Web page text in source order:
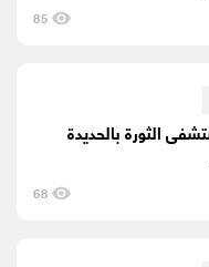
85
الثورة بالحديدة
68